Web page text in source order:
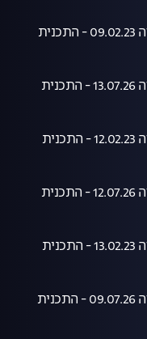
אזור בחירה 09.02.23 - התכנית
אזור בחירה 13.07.26 - התכנית
אזור בחירה 12.02.23 - התכנית
אזור בחירה 12.07.26 - התכנית
אזור בחירה 13.02.23 - התכנית
אזור בחירה 09.07.26 - התכנית